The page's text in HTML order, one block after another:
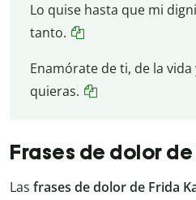
Lo quise hasta que mi
tanto.
Enamórate de ti, de la
quieras.
Frases de dolor
Las frases de dolor de Frida